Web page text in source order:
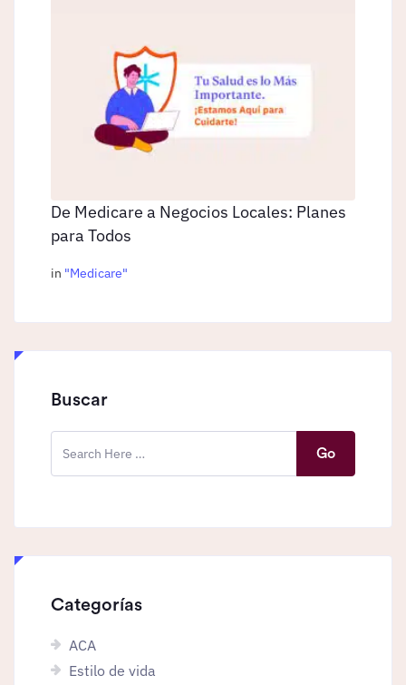
De Medicare a Negocios Locales: Planes
para Todos
in "Medicare"
Buscar
Go
Categorías
ACA
Estilo de vida